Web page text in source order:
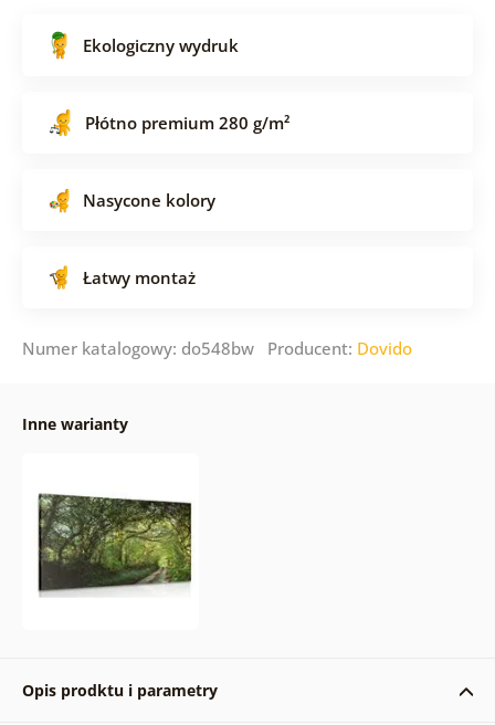
Ekologiczny wydruk
Płótno premium 280 g/m²
Nasycone kolory
Łatwy montaż
Numer katalogowy: do548bw Producent: Dovido
Inne warianty
Opis prodktu i parametry